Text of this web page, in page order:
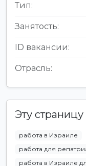
Тип:
Занятость:
ID вакансии:
Отрасль:
Эту
работа в Израиле
работа для
работа в Израиле